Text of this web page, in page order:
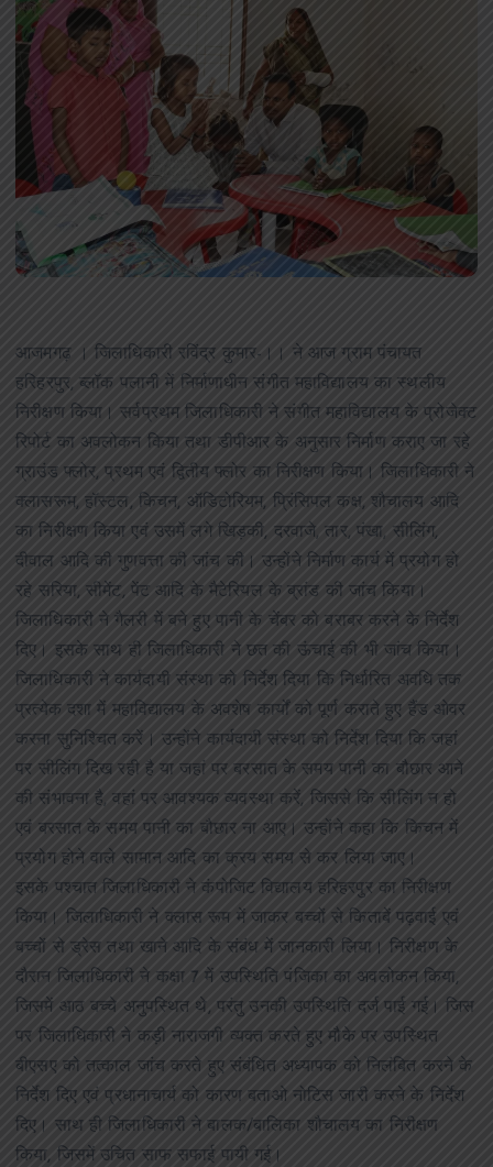
आजमगढ़ । जिलाधिकारी रविंद्र कुमार-।। ने आज ग्राम पंचायत
हरिहरपुर, ब्लॉक पलानी में निर्माणाधीन संगीत महाविद्यालय का स्थलीय
निरीक्षण किया। सर्वप्रथम जिलाधिकारी ने संगीत महाविद्यालय के प्रोजेक्ट
रिपोर्ट का अवलोकन किया तथा डीपीआर के अनुसार निर्माण कराए जा रहे
ग्राउंड फ्लोर, प्रथम एवं द्वितीय फ्लोर का निरीक्षण किया। जिलाधिकारी ने
क्लासरूम, हॉस्टल, किचन, ऑडिटोरियम, प्रिंसिपल कक्ष, शौचालय आदि
का निरीक्षण किया एवं उसमें लगे खिड़की, दरवाजे, तार, पंखा, सीलिंग,
दीवाल आदि की गुणवत्ता की जांच की। उन्होंने निर्माण कार्य में प्रयोग हो
रहे सरिया, सीमेंट, पेंट आदि के मैटेरियल के ब्रांड की जांच किया।
जिलाधिकारी ने गैलरी में बने हुए पानी के चेंबर को बराबर करने के निर्देश
दिए। इसके साथ ही जिलाधिकारी ने छत की ऊंचाई की भी जांच किया।
जिलाधिकारी ने कार्यदायी संस्था को निर्देश दिया कि निर्धारित अवधि तक
प्रत्येक दशा में महाविद्यालय के अवशेष कार्यों को पूर्ण कराते हुए हैंड ओवर
करना सुनिश्चित करें। उन्होंने कार्यदायी संस्था को निर्देश दिया कि जहां
पर सीलिंग दिख रही है या जहां पर बरसात के समय पानी का बौछार आने
की संभावना है, वहां पर आवश्यक व्यवस्था करें, जिससे कि सीलिंग न हो
एवं बरसात के समय पानी का बौछार ना आए। उन्होंने कहा कि किचन में
प्रयोग होने वाले सामान आदि का क्रय समय से कर लिया जाए।
इसके पश्चात जिलाधिकारी ने कंपोजिट विद्यालय हरिहरपुर का निरीक्षण
किया। जिलाधिकारी ने क्लास रूम में जाकर बच्चों से किताबें पढ़वाई एवं
बच्चों से ड्रेस तथा खाने आदि के संबंध में जानकारी लिया। निरीक्षण के
दौरान जिलाधिकारी ने कक्षा 7 में उपस्थिति पंजिका का अवलोकन किया,
जिसमें आठ बच्चे अनुपस्थित थे, परंतु उनकी उपस्थिति दर्ज पाई गई। जिस
पर जिलाधिकारी ने कड़ी नाराजगी व्यक्त करते हुए मौके पर उपस्थित
बीएसए को तत्काल जांच करते हुए संबंधित अध्यापक को निलंबित करने के
निर्देश दिए एवं प्रधानाचार्य को कारण बताओ नोटिस जारी करने के निर्देश
दिए। साथ ही जिलाधिकारी ने बालक/बालिका शौचालय का निरीक्षण
किया, जिसमें उचित साफ सफाई पायी गई।